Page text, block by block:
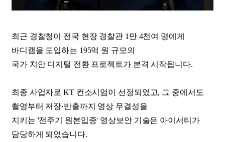
최근 경찰청이 전국 현장 경찰관 1만 4천여 명에게
바디캠을 도입하는 195억 원 규모의
국가 치안 디지털 전환 프로젝트가 본격 시작됩니다.
최종 사업자로 KT 컨소시엄이 선정되었고, 그 중에서도
촬영부터 저장·반출까지 영상 무결성을
지키는 '전주기 원본입증' 영상보안 기술은 아이서티가
담당하게 되었습니다.